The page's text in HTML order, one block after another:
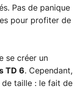
Pas de panique
pour profiter de
se créer un
TD 6. Cependant,
taille : le fait de